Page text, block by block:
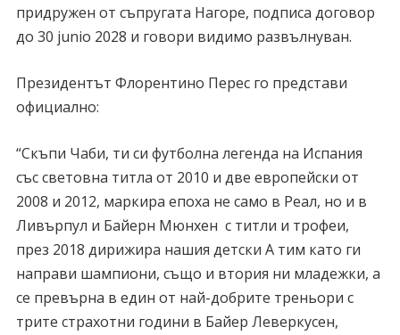
придружен от съпругата Нагоре, подписа договор
до 30 junio 2028 и говори видимо развълнуван.
Президентът Флорентино Перес го представи
официално:
“Скъпи Чаби, ти си футболна легенда на Испания
със световна титла от 2010 и две европейски от
2008 и 2012, маркира епоха не само в Реал, но и в
Ливърпул и Байерн Мюнхен с титли и трофеи,
през 2018 дирижира нашия детски А тим като ги
направи шампиони, също и втория ни младежки, а
се превърна в един от най-добрите треньори с
трите страхотни години в Байер Леверкусен,